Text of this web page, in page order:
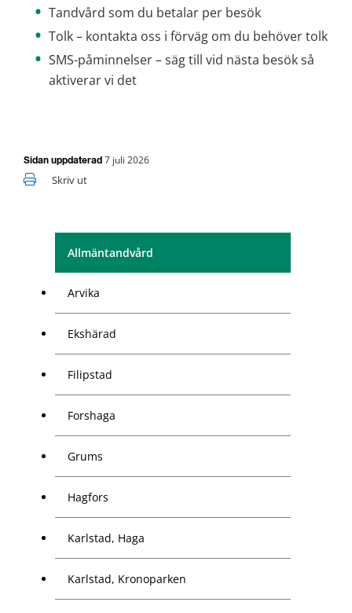
Allmäntandvård
Arvika
Ekshärad
Filipstad
Forshaga
Grums
Hagfors
Karlstad, Haga
Karlstad, Kronoparken
Tandvård som du betalar per besök
Tolk – kontakta oss i förväg om du behöver tolk
SMS-påminnelser – säg till vid nästa besök så
aktiverar vi det
Sidan uppdaterad 7 juli 2026
Skriv ut